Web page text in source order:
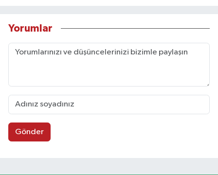
Yorumlar
Gönder